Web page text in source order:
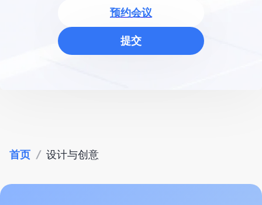
预约会议
提交
首页 / 设计与创意